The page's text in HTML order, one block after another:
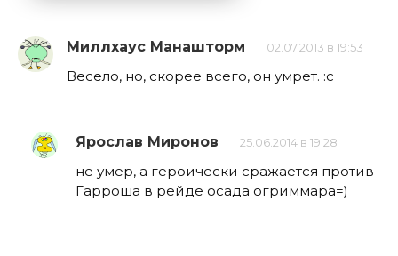
Миллхаус Манашторм 02.07.2013 в 19:53
Весело, но, скорее всего, он умрет. :с
Ярослав Миронов 25.06.2014 в 19:28
не умер, а героически сражается против
Гарроша в рейде осада огриммара=)